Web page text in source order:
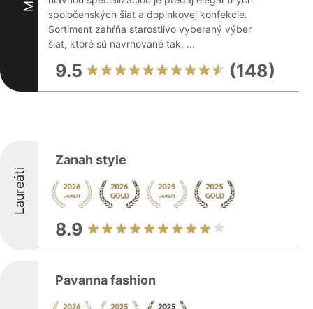
spoločenských šiat a doplnkovej konfekcie.
Sortiment zahŕňa starostlivo vyberaný výber
šiat, ktoré sú navrhované tak, ...
9.5 (148)
Laureáti
Zanah style
8.9
Pavanna fashion